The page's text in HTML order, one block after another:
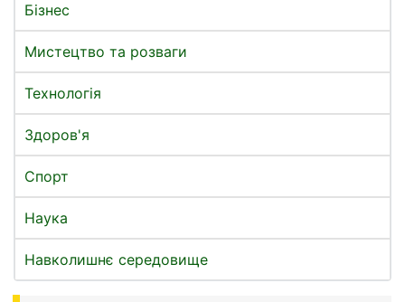
Бізнес
Мистецтво та розваги
Технологія
Здоров'я
Спорт
Наука
Навколишнє середовище